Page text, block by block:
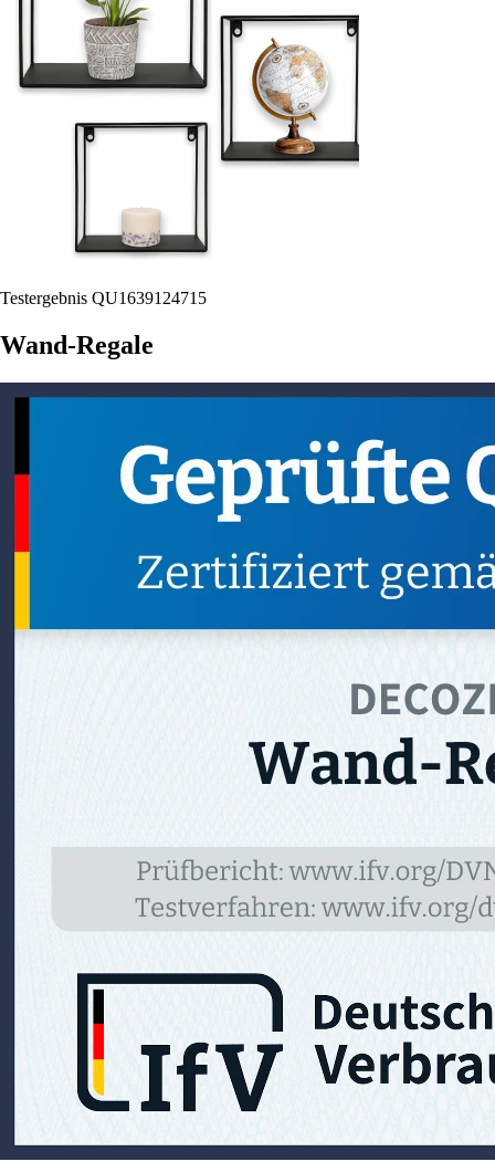
Testergebnis QU1639124715
Wand-Regale